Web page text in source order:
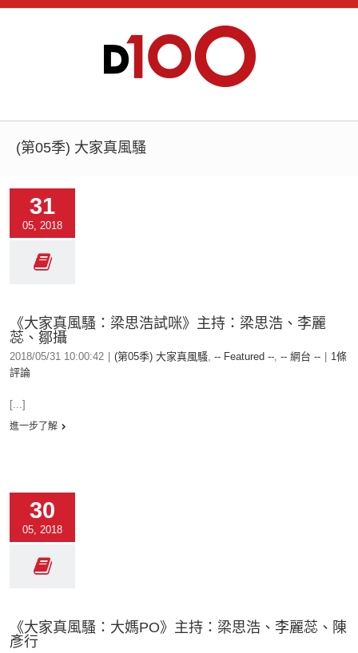
(第05季) 大家真風騷
31
05, 2018
《大家真風騷：梁思浩試咪》主持：梁思浩、李麗
蕊、鄒攝
2018/05/31 10:00:42 (第05季) 大家真風騷, -- Featured --, -- 網台 --
1條
評論
[...]
進一步了解
30
05, 2018
《大家真風騷：大媽PO》主持：梁思浩、李麗蕊、陳
彥行